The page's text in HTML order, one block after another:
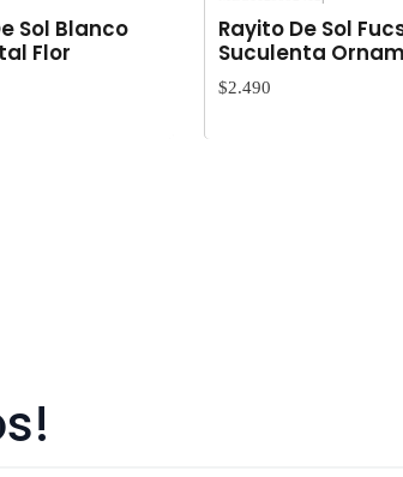
Sol Blanco
Flor
Rayito De Sol
Suculenta
$2.490